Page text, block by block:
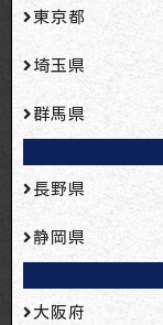
東京都
埼玉県
群馬県
長野県
静岡県
大阪府